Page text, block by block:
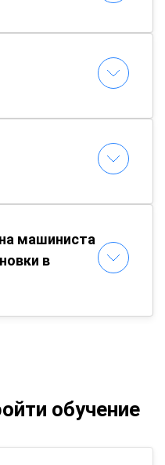
машиниста
в
обучение